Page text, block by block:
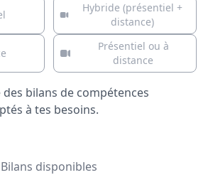
Hybride (présentiel +
distance)
Présentiel ou à
distance
bilans de compétences
à tes besoins.
Bilans disponibles